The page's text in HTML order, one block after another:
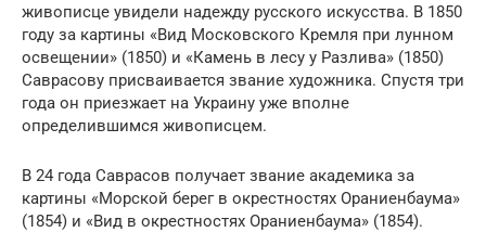
живописце увидели надежду русского искусства. В 1850
году за картины «Вид Московского Кремля при лунном
освещении» (1850) и «Камень в лесу у Разлива» (1850)
Саврасову присваивается звание художника. Спустя три
года он приезжает на Украину уже вполне
определившимся живописцем.
В 24 года Саврасов получает звание академика за
картины «Морской берег в окрестностях Ораниенбаума»
(1854) и «Вид в окрестностях Ораниенбаума» (1854).